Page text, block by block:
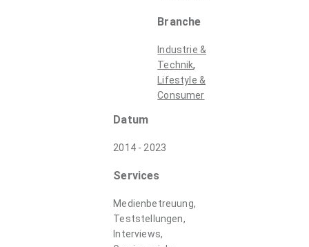
Branche
Industrie &
Technik,
Lifestyle &
Consumer
Datum
2014 - 2023
Services
Medienbetreuung,
Teststellungen,
Interviews,